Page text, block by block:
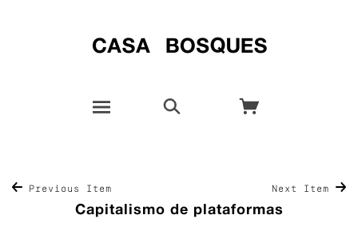
Previous Item Next Item
Capitalismo de plataformas